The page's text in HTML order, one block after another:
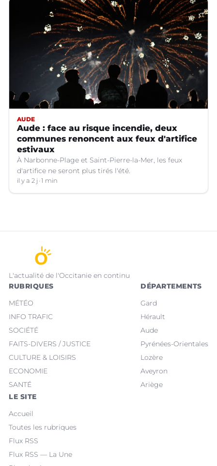
AUDE
Aude : face au risque incendie, deux
communes renoncent aux feux d'artifice
estivaux
À Narbonne-Plage et Saint-Pierre-la-Mer, les feux
d'artifice ne seront plus tirés l'été.
il y a 2 j 1 min
L'actualité de l'Occitanie en continu
RUBRIQUES
MÉTÉO
INFO TRAFIC
SOCIÉTÉ
FAITS-DIVERS / JUSTICE
CULTURE & LOISIRS
ECONOMIE
SANTÉ
DÉPARTEMENTS
Gard
Hérault
Aude
Pyrénées-Orientales
Lozère
Aveyron
Ariège
LE SITE
Accueil
Toutes les rubriques
Flux RSS
Flux RSS — La Une